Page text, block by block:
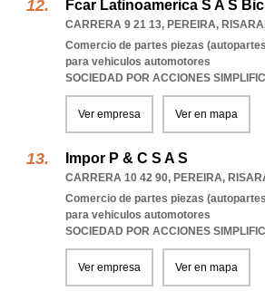
Fcar Latinoamerica S A S Bic
CARRERA 9 21 13, PEREIRA,
Comercio de partes piezas
para vehiculos automotores
SOCIEDAD POR ACCIONES
Ver empresa Ver en mapa
Impor P & C S A S
CARRERA 10 42 90, PEREIRA,
Comercio de partes piezas
para vehiculos automotores
SOCIEDAD POR ACCIONES
Ver empresa Ver en mapa